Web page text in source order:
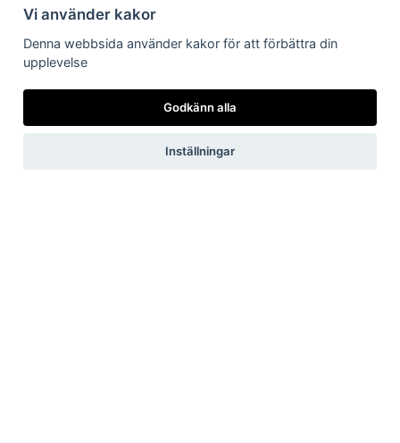
Adress:
Dala Energi AB
Postadress:Box 254, 793 26 Leksand
Kundservice: 0247-738 00
Epost:info@dalaenergi.se
Chatten är stängd
Vi använder kakor
Denna webbsida använder kakor för att förbättra din
upplevelse
Godkänn alla
Inställningar